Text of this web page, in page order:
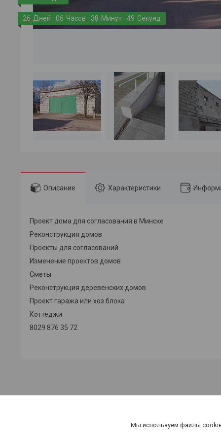
26 Дней 06 Часов 38 Минут 48 Секунд
Описание Характеристики
Проект дома для согласования в Минске
Реконструкция домов
Проекты для согласований
Изменение проектов домов
Сметы
Реконструкция деревенских домов
Проект гаража или хоз.блока
Коттеджи
8029 876 35 72
Мы используем файлы